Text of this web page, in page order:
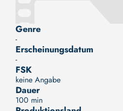
Genre
-
Erscheinungsdatum
-
FSK
keine Angabe
Dauer
100 min